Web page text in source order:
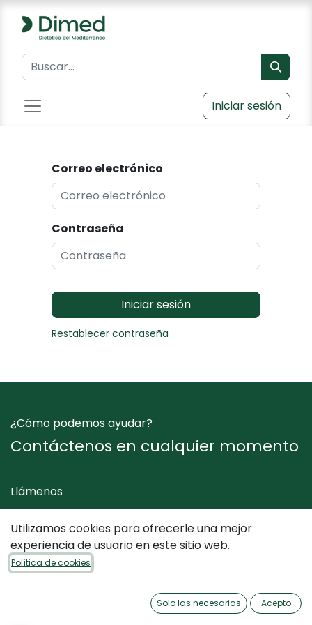
Iniciar sesión
Correo electrónico
Contraseña
Iniciar sesión
Restablecer contraseña
¿Cómo podemos ayudar?
Contáctenos en cualquier momento
Llámenos
+34 961 412 050
Envíenos un mensaje
Utilizamos cookies para ofrecerle una mejor
experiencia de usuario en este sitio web.
Política de cookies
Solo las necesarias Acepto